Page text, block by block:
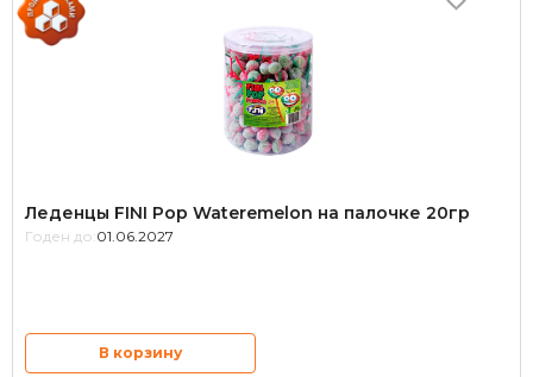
Леденцы FINI Pop Wateremelon на палочке 20гр
Годен до: 01.06.2027
В корзину